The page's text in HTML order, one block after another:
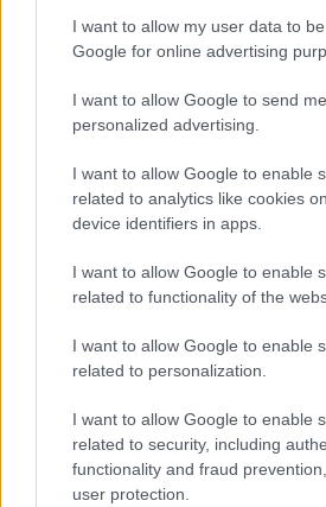
I want to allow my user data to
Google for online advertising
I want to allow Google to send me
personalized advertising.
I want to allow Google to enable
related to analytics like cookies
device identifiers in apps.
I want to allow Google to enable
related to functionality of the
I want to allow Google to enable
related to personalization.
I want to allow Google to enable
related to security, including
functionality and fraud
user protection.
Έκτακτο επίδομα παιδιού 150 ευρώ:
έρχεται ο δεύτερος κύκλος πληρωμών